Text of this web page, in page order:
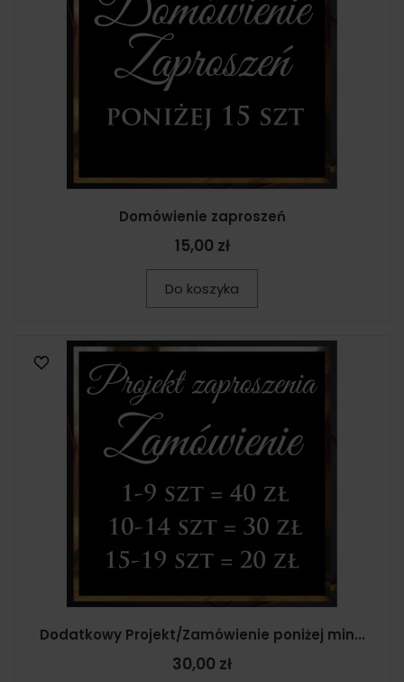
Domówienie zaproszeń
15,00 zł
Do koszyka
Dodatkowy Projekt/Zamówienie poniżej min...
30,00 zł